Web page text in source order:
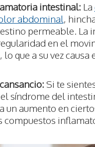
intestinal: La
abdominal,
permeable. La
en el
lo que a su vez
Si te
síndrome del
un aumento en
compuestos